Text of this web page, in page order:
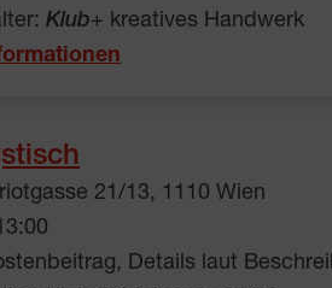
Klub+ kreatives Handwerk
21/13, 1110 Wien
Details laut